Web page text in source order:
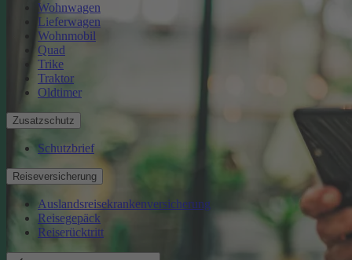
Wohnwagen
Lieferwagen
Wohnmobil
Quad
Trike
Traktor
Oldtimer
Zusatzschutz
Schutzbrief
Reiseversicherung
Auslandsreisekrankenversicherung
Reisegepäck
Reiserücktritt